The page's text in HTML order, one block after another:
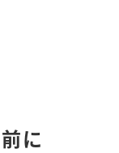
に